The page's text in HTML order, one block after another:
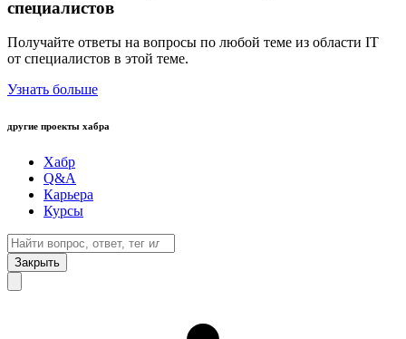
специалистов
Получайте ответы на вопросы по любой теме из области IT
от специалистов в этой теме.
Узнать больше
другие проекты хабра
Хабр
Q&A
Карьера
Курсы
Закрыть